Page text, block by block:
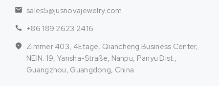
sales5@jusnovajewelry.com
+86 189 2623 2416
Zimmer 403, 4Etage, Qiancheng Business Center,
NEIN. 19, Yansha-Straße, Nanpu, Panyu Dist.,
Guangzhou, Guangdong, China